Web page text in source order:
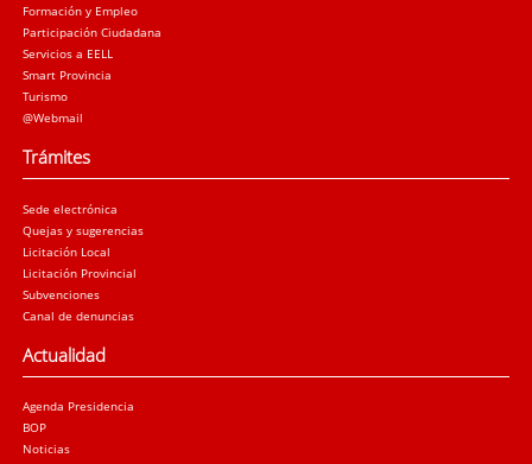
Formación y Empleo
Participación Ciudadana
Servicios a EELL
Smart Provincia
Turismo
@Webmail
Trámites
Sede electrónica
Quejas y sugerencias
Licitación Local
Licitación Provincial
Subvenciones
Canal de denuncias
Actualidad
Agenda Presidencia
BOP
Noticias